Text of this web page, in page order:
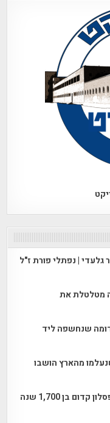
גלעדי | נפתלי פורת ז"ל
מטלטלת את
שנחשפה ליד
מהארץ הושבו
בן 1,700 שנה